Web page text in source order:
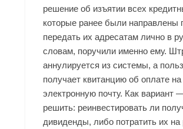
решение об изъятии всех
которые ранее были направлены
передать их адресатам лично в
словам, поручили именно ему.
аннулируется из системы, а
получает квитанцию об оплате
электронную почту. Как вариант
решить: реинвестировать ли
дивиденды, либо потратить их на